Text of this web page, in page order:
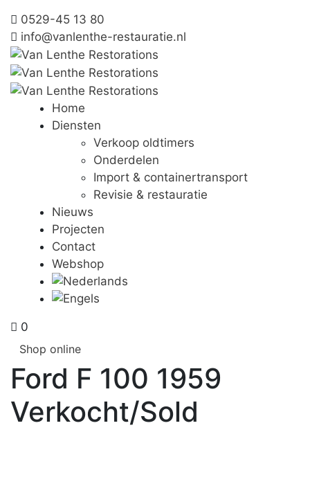
0529-45 13 80
info@vanlenthe-restauratie.nl
Home
Diensten
Verkoop oldtimers
Onderdelen
Import & containertransport
Revisie & restauratie
Nieuws
Projecten
Contact
Webshop
0
Shop online
Ford F 100 1959
Verkocht/Sold